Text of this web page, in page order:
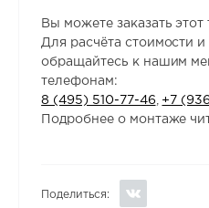
Вы можете заказать этот
Для расчёта стоимости и
обращайтесь к нашим
телефонам:
8 (495) 510-77-46
+7
Подробнее о монтаже
Поделиться: